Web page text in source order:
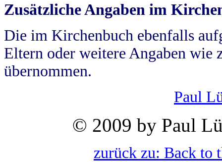
Zusätzliche Angaben im
Die im Kirchenbuch ebenfalls
Eltern oder weitere Angaben wie
übernommen.
Paul
© 2009 by Paul
zurück zu: Back to